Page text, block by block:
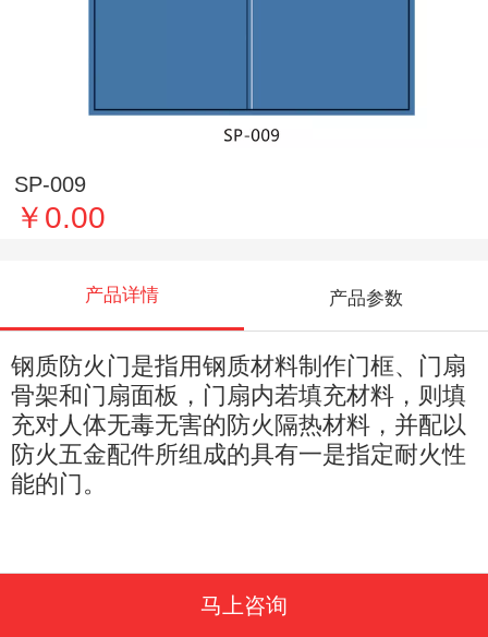
SP-009
￥0.00
产品详情 产品参数
钢质防火门是指用钢质材料制作门框、门扇
骨架和门扇面板，门扇内若填充材料，则填
充对人体无毒无害的防火隔热材料，并配以
防火五金配件所组成的具有一是指定耐火性
能的门。
马上咨询